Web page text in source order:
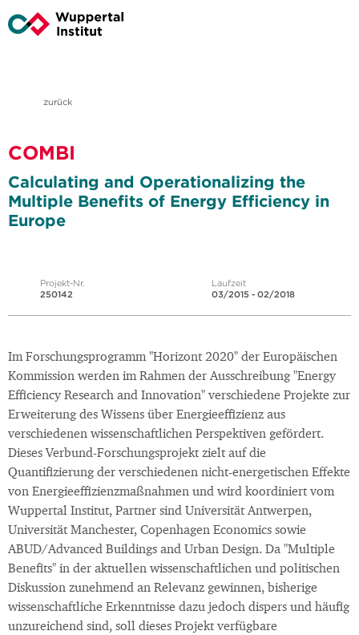
zurück
COMBI
Calculating and Operationalizing the
Multiple Benefits of Energy Efficiency in
Europe
Projekt-Nr.
250142
Laufzeit
03/2015 - 02/2018
Im Forschungsprogramm "Horizont 2020" der Europäischen
Kommission werden im Rahmen der Ausschreibung "Energy
Efficiency Research and Innovation" verschiedene Projekte zur
Erweiterung des Wissens über Energieeffizienz aus
verschiedenen wissenschaftlichen Perspektiven gefördert.
Dieses Verbund-Forschungsprojekt zielt auf die
Quantifizierung der verschiedenen nicht-energetischen Effekte
von Energieeffizienzmaßnahmen und wird koordiniert vom
Wuppertal Institut, Partner sind Universität Antwerpen,
Universität Manchester, Copenhagen Economics sowie
ABUD/Advanced Buildings and Urban Design. Da "Multiple
Benefits" in der aktuellen wissenschaftlichen und politischen
Diskussion zunehmend an Relevanz gewinnen, bisherige
wissenschaftliche Erkenntnisse dazu jedoch dispers und häufig
unzureichend sind, soll dieses Projekt verfügbare